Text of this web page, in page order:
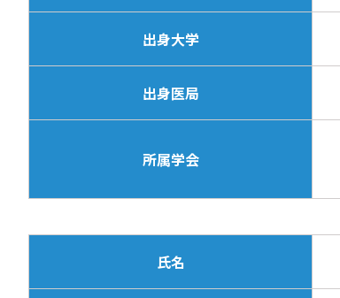
出身大学
出身医局
所属学会
氏名